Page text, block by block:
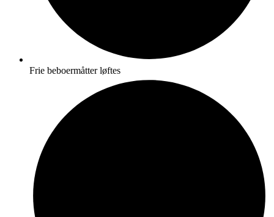
Frie beboermåtter løftes